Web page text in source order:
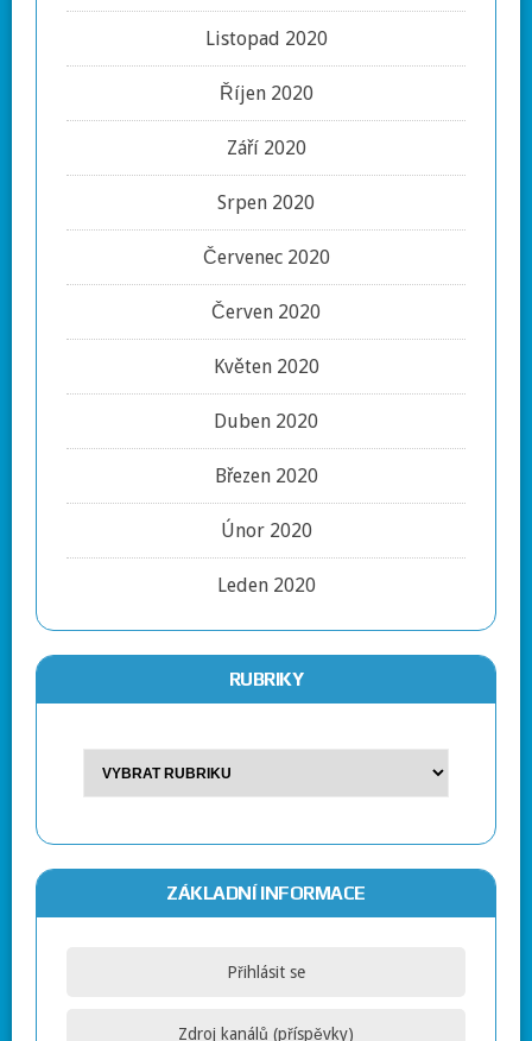
Listopad 2020
Říjen 2020
Září 2020
Srpen 2020
Červenec 2020
Červen 2020
Květen 2020
Duben 2020
Březen 2020
Únor 2020
Leden 2020
RUBRIKY
ZÁKLADNÍ INFORMACE
Přihlásit se
Zdroj kanálů (příspěvky)